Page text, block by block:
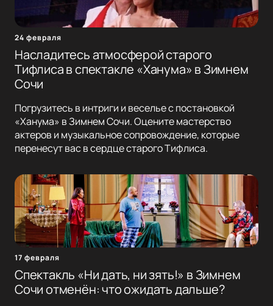
24 февраля
Насладитесь атмосферой старого
Тифлиса в спектакле «Ханума» в Зимнем
Сочи
Погрузитесь в интриги и веселье с постановкой
«Ханума» в Зимнем Сочи. Оцените мастерство
актеров и музыкальное сопровождение, которые
перенесут вас в сердце старого Тифлиса.
17 февраля
Спектакль «Ни дать, ни зять!» в Зимнем
Сочи отменён: что ожидать дальше?